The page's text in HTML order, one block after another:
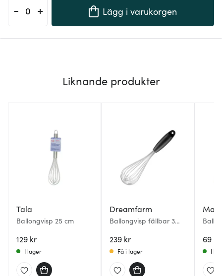
- + Lägg i varukorgen
Liknande produkter
Tala
Ballongvisp 25 cm
129 kr
I lager
Dreamfarm
Ballongvisp fällbar 3
239 kr
Få i lager
69 kr
I